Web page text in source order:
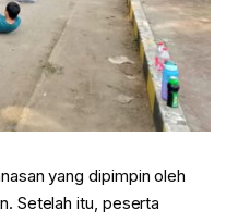
yang dipimpin oleh
Setelah itu, peserta